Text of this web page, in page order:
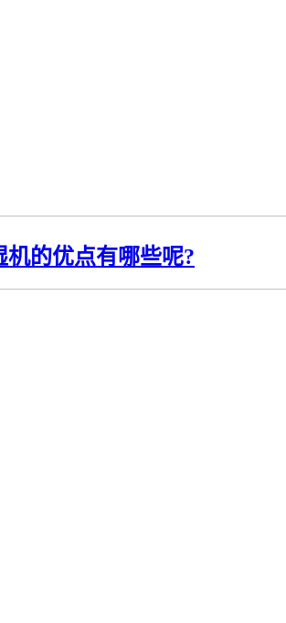
机的优点有哪些呢?